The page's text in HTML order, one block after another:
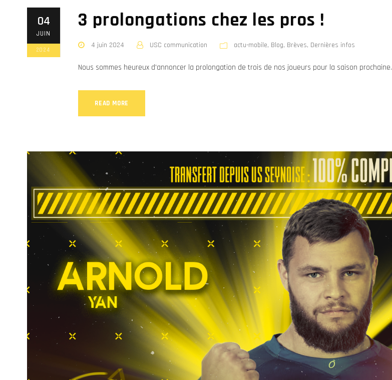
04
JUIN
2024
3 prolongations chez les pros !
4 juin 2024 USC communication actu-mobile, Blog, Brèves, Dernières infos
Nous sommes heureux d'annoncer la prolongation de trois de nos joueurs pour la saison prochaine.
READ MORE